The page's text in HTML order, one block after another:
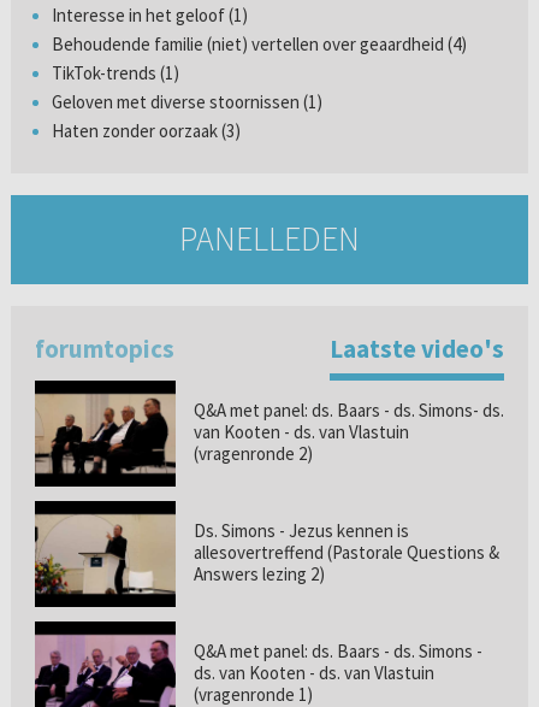
Interesse in het geloof (1)
Behoudende familie (niet) vertellen over geaardheid (4)
TikTok-trends (1)
Geloven met diverse stoornissen (1)
Haten zonder oorzaak (3)
PANELLEDEN
forumtopics Laatste video's
Q&A met panel: ds. Baars - ds. Simons- ds.
van Kooten - ds. van Vlastuin
(vragenronde 2)
Ds. Simons - Jezus kennen is
allesovertreffend (Pastorale Questions &
Answers lezing 2)
Q&A met panel: ds. Baars - ds. Simons -
ds. van Kooten - ds. van Vlastuin
(vragenronde 1)